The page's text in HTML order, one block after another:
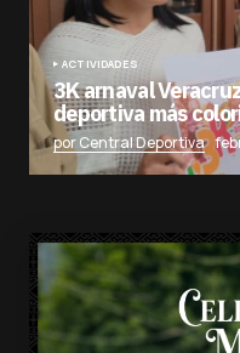
ACTIVIDADES
3K arnaval
deportiva más
por Central Deportiva